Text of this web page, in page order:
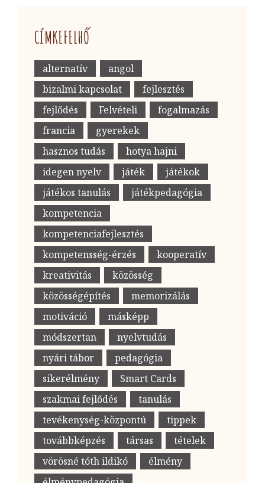
CÍMKEFELHŐ
alternatív
angol
bizalmi kapcsolat
fejlesztés
fejlődés
Felvételi
fogalmazás
francia
gyerekek
hasznos tudás
hotya hajni
idegen nyelv
játék
játékok
játékos tanulás
játékpedagógia
kompetencia
kompetenciafejlesztés
kompetensség-érzés
kooperatív
kreativitás
közösség
közösségépítés
memorizálás
motiváció
másképp
módszertan
nyelvtudás
nyári tábor
pedagógia
sikerélmény
Smart Cards
szakmai fejlődés
tanulás
tevékenység-központú
tippek
továbbképzés
társas
tételek
vörösné tóth ildikó
élmény